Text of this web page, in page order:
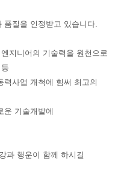
품질을 인정받고 있습니다.
지니어의 기술력을 원천으로
력사업 개척에 힘써 최고의
운 기술개발에
과 행운이 함께 하시길